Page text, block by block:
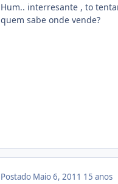
Hum.. interresante , to
quem sabe onde vende?
Postado Maio 6, 2011 15 anos